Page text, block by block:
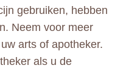
gebruiken, hebben
Neem voor meer
arts of apotheker.
als u de